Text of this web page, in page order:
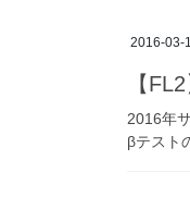
2016-03-
【
2016年
βテスト